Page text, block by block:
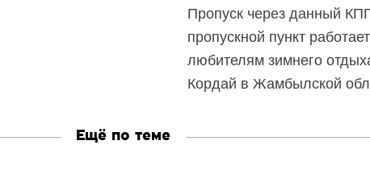
Пропуск через данный
пропускной пункт
любителям зимнего
Кордай в Жамбылской
Ещё по теме